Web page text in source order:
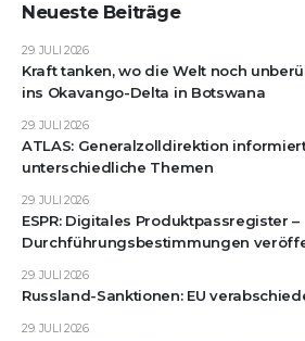
Neueste Beiträge
Kraft tanken, wo die Welt noch
ins Okavango-Delta in Botswana
29. JULI 2026
ATLAS: Generalzolldirektion
unterschiedliche Themen
29. JULI 2026
ESPR: Digitales Produktpassregister –
Durchführungsbestimmungen
29. JULI 2026
Russland-Sanktionen: EU
29. JULI 2026
29. JULI 2026